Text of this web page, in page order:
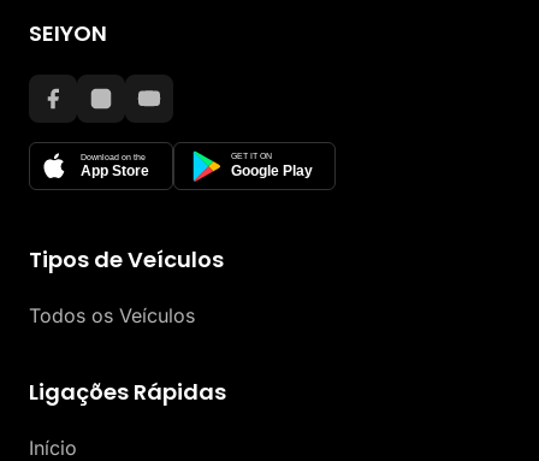
SEIYON
Download on the
App Store
GET IT ON
Google Play
Tipos de Veículos
Todos os Veículos
Ligações Rápidas
Início